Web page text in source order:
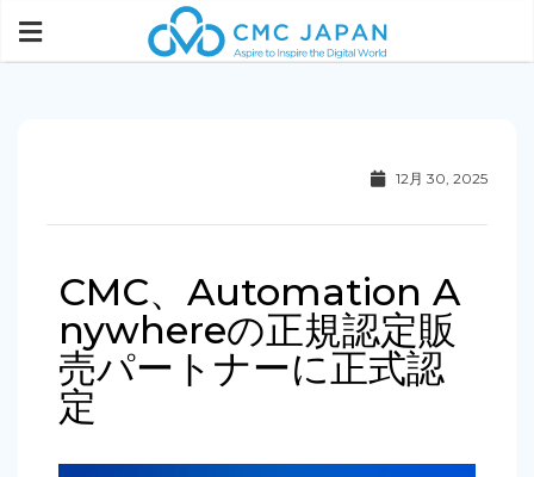
12月 30, 2025
CMC、Automation A
nywhereの正規認定販
売パートナーに正式認
定